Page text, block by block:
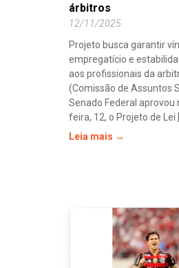
árbitros
12/11/2025
Projeto busca garantir
empregatício e
aos profissionais da
(Comissão de Assuntos
Senado Federal aprovou
feira, 12, o Projeto de Lei
Leia mais →